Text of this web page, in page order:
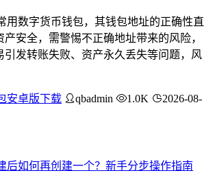
用数字货币钱包，其钱包地址的正确性直
产安全，需警惕不正确地址带来的风险，
引发转账失败、资产永久丢失等问题，风
安卓版下载 qbadmin 1.0K
2026-08-